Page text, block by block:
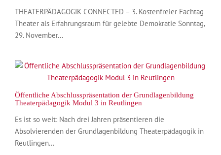
THEATERPÄDAGOGIK CONNECTED – 3. Kostenfreier Fachtag
Theater als Erfahrungsraum für gelebte Demokratie Sonntag,
29. November...
Öffentliche Abschlusspräsentation der Grundlagenbildung
Theaterpädagogik Modul 3 in Reutlingen
Es ist so weit: Nach drei Jahren präsentieren die
Absolvierenden der Grundlagenbildung Theaterpädagogik in
Reutlingen...